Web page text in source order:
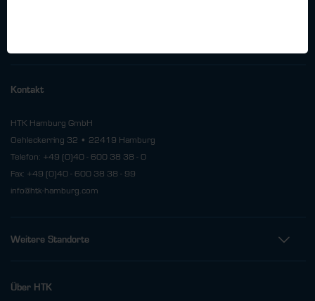
Kontakt
HTK Hamburg GmbH
Oehleckerring 32 • 22419 Hamburg
Telefon: +49 (0)40 - 600 38 38 - 0
Fax: +49 (0)40 - 600 38 38 - 99
info@htk-hamburg.com
Weitere Standorte
Über HTK